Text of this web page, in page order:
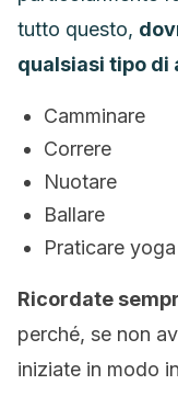
tutto questo,
qualsiasi tipo
Camminare
Correre
Nuotare
Ballare
Praticare yoga
Ricordate
perché, se non
iniziate in modo